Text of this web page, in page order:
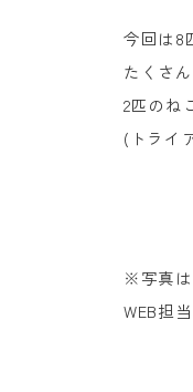
今回は8
たくさ
2匹のね
(トライ
※写真は
WEB担